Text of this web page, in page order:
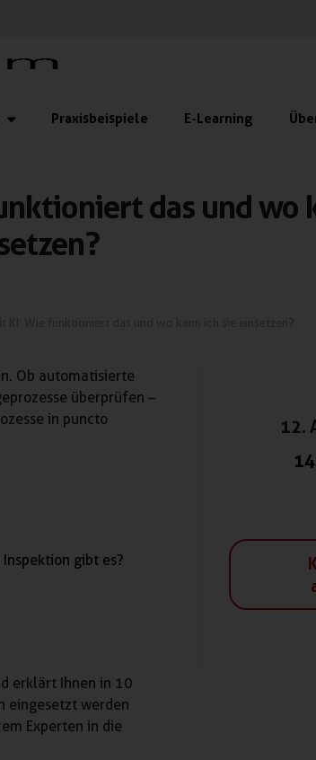
Praxisbeispiele E-Learning
das und wo
Ob automatisierte
überprüfen –
in puncto
gibt es?
erklärt Ihnen in 10
eingesetzt werden
Experten in die
12.